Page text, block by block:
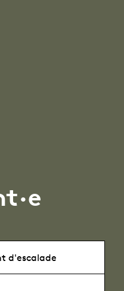
d'escalade